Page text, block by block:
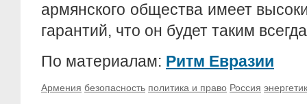
армянского общества имеет
гарантий, что он будет таким
По материалам: Ритм Евразии
Армения безопасность политика и право Россия